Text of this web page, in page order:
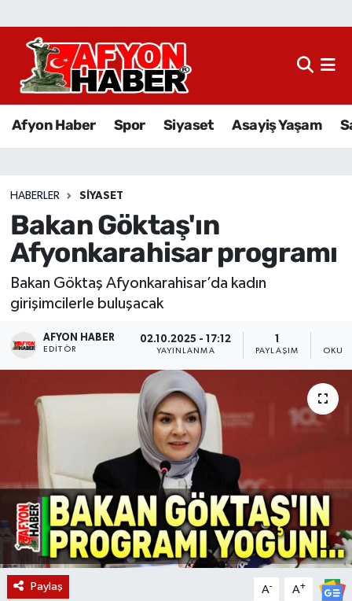
Afyon Haber Spor Siyaset Asayiş Yaşam
HABERLER SIYASET
Bakan Göktaş'ın
Afyonkarahisar programı
Bakan Göktaş Afyonkarahisar’da kadın
girişimcilerle buluşacak
AFYON HABER
EDITÖR
02.10.2025 - 17:12
YAYINLANMA PAYLAŞIM
Paylaş A- A+
Afyon Haber
Sağlık
Eğitim
Sivil Toplum
Ekonomi
Etkinlikler